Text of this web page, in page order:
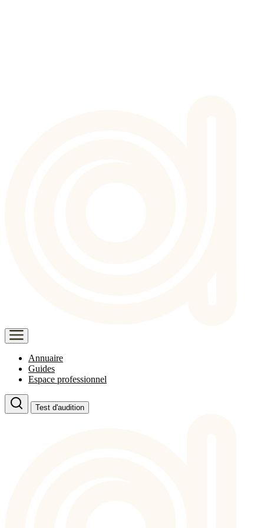
Annuaire
Guides
Espace professionnel
Test d'audition